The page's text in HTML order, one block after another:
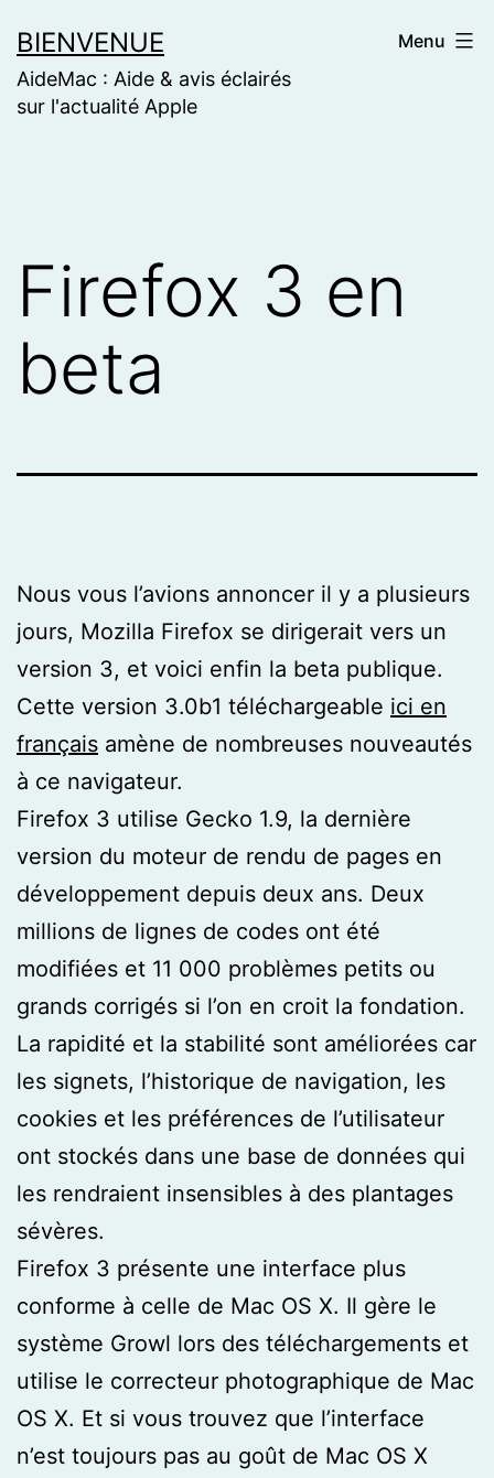
to
content
BIENVENUE
AideMac : Aide & avis éclairés
sur l'actualité Apple
Menu
Firefox 3 en
beta
Nous vous l’avions annoncer il y a plusieurs
jours, Mozilla Firefox se dirigerait vers un
version 3, et voici enfin la beta publique.
Cette version 3.0b1 téléchargeable ici en
français amène de nombreuses nouveautés
à ce navigateur.
Firefox 3 utilise Gecko 1.9, la dernière
version du moteur de rendu de pages en
développement depuis deux ans. Deux
millions de lignes de codes ont été
modifiées et 11 000 problèmes petits ou
grands corrigés si l’on en croit la fondation.
La rapidité et la stabilité sont améliorées car
les signets, l’historique de navigation, les
cookies et les préférences de l’utilisateur
ont stockés dans une base de données qui
les rendraient insensibles à des plantages
sévères.
Firefox 3 présente une interface plus
conforme à celle de Mac OS X. Il gère le
système Growl lors des téléchargements et
utilise le correcteur photographique de Mac
OS X. Et si vous trouvez que l’interface
n’est toujours pas au goût de Mac OS X